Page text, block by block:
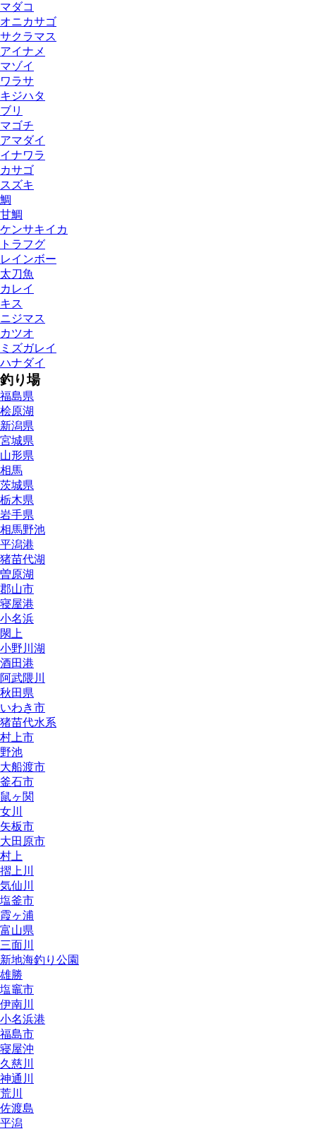
マダコ
オニカサゴ
サクラマス
アイナメ
マゾイ
ワラサ
キジハタ
ブリ
マゴチ
アマダイ
イナワラ
カサゴ
スズキ
鯛
甘鯛
ケンサキイカ
トラフグ
レインボー
太刀魚
カレイ
キス
ニジマス
カツオ
ミズガレイ
ハナダイ
釣り場
福島県
桧原湖
新潟県
宮城県
山形県
相馬
茨城県
栃木県
岩手県
相馬野池
平潟港
猪苗代湖
曽原湖
郡山市
寝屋港
小名浜
閖上
小野川湖
酒田港
阿武隈川
秋田県
いわき市
猪苗代水系
村上市
野池
大船渡市
釜石市
鼠ヶ関
女川
矢板市
大田原市
村上
摺上川
気仙川
塩釜市
霞ヶ浦
富山県
三面川
新地海釣り公園
雄勝
塩竈市
伊南川
小名浜港
福島市
寝屋沖
久慈川
神通川
荒川
佐渡島
平潟